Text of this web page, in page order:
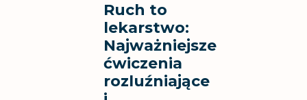
Ruch to
lekarstwo:
Najważniejsze
ćwiczenia
rozluźniające